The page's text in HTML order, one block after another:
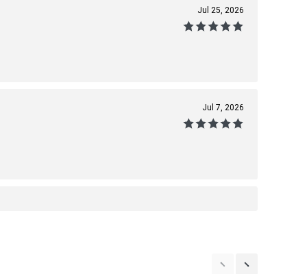
Jul 25, 2026
Jul 7, 2026